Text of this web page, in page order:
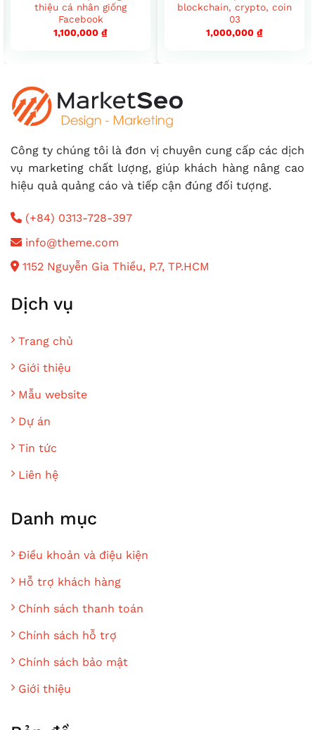
thiệu cá nhân giống
Facebook
1,100,000 ₫
blockchain, crypto, coin
03
1,000,000 ₫
Công ty chúng tôi là đơn vị chuyên cung cấp các dịch
vụ marketing chất lượng, giúp khách hàng nâng cao
hiệu quả quảng cáo và tiếp cận đúng đối tượng.
(+84) 0313-728-397
info@theme.com
1152 Nguyễn Gia Thiều, P.7, TP.HCM
Dịch vụ
Trang chủ
Giới thiệu
Mẫu website
Dự án
Tin tức
Liên hệ
Danh mục
Điều khoản và điệu kiện
Hỗ trợ khách hàng
Chính sách thanh toán
Chính sách hỗ trợ
Chính sách bảo mật
Giới thiệu